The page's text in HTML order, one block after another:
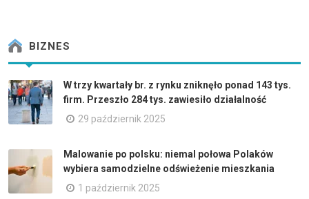
BIZNES
W trzy kwartały br. z rynku zniknęło ponad 143 tys.
firm. Przeszło 284 tys. zawiesiło działalność
29 październik 2025
Malowanie po polsku: niemal połowa Polaków
wybiera samodzielne odświeżenie mieszkania
1 październik 2025